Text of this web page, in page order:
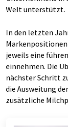
Welt unterstützt.
In den letzten
jeweils eine
einnehmen. Die
nächster Schritt
die Ausweitung
zusätzliche